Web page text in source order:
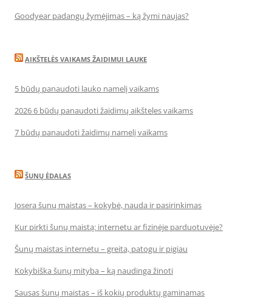
Goodyear padangų žymėjimas – ką žymi naujas?
AIKŠTELĖS VAIKAMS ŽAIDIMUI LAUKE
5 būdų panaudoti lauko namelį vaikams
2026 6 būdų panaudoti žaidimų aikšteles vaikams
7 būdų panaudoti žaidimų namelį vaikams
ŠUNŲ ĖDALAS
Josera šunų maistas – kokybė, nauda ir pasirinkimas
Kur pirkti šunų maistą: internetu ar fizinėje parduotuvėje?
Šunų maistas internetu – greita, patogu ir pigiau
Kokybiška šunų mityba – ką naudinga žinoti
Sausas šunų maistas – iš kokių produktų gaminamas